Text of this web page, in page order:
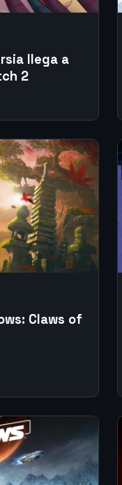
llega a
2
Claws of